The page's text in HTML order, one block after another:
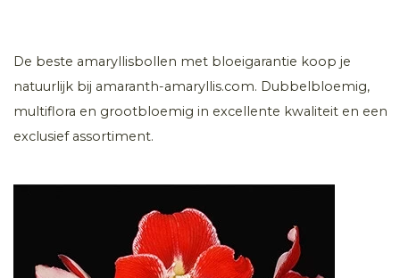
De beste amaryllisbollen met bloeigarantie koop je
natuurlijk bij amaranth-amaryllis.com. Dubbelbloemig,
multiflora en grootbloemig in excellente kwaliteit en een
exclusief assortiment.